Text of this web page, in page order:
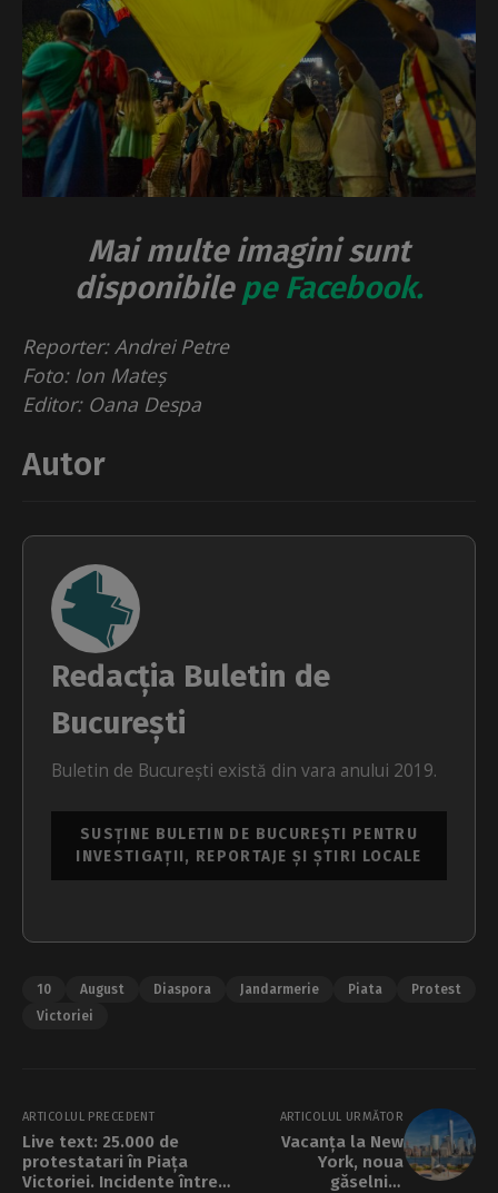
Mai multe imagini sunt
disponibile pe Facebook.
Reporter: Andrei Petre
Foto: Ion Mateș
Editor: Oana Despa
Autor
Redacția Buletin de
București
Buletin de București există din vara anului 2019.
SUSȚINE BULETIN DE BUCUREȘTI PENTRU
INVESTIGAȚII, REPORTAJE ȘI ȘTIRI LOCALE
10 August Diaspora Jandarmerie Piata
Protest
Victoriei
ARTICOLUL PRECEDENT
Live text: 25.000 de
protestatari în Piața
Victoriei. Incidente între
ARTICOLUL URMĂTOR
Vacanța la New
York, noua
găselniță